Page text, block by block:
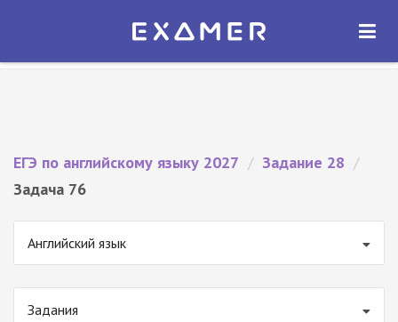
Экзамер — ЕГЭ 2027
ОТКРЫТЬ
ЕГЭ по английскому языку 2027 / Задание 28 /
Задача 76
Английский язык
Задания